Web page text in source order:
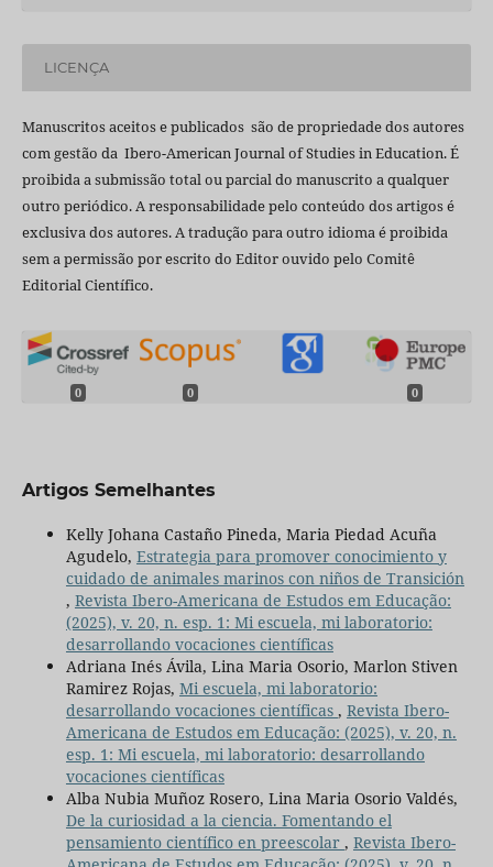
LICENÇA
Manuscritos aceitos e publicados são de propriedade dos autores
com gestão da Ibero-American Journal of Studies in Education. É
proibida a submissão total ou parcial do manuscrito a qualquer
outro periódico. A responsabilidade pelo conteúdo dos artigos é
exclusiva dos autores. A tradução para outro idioma é proibida
sem a permissão por escrito do Editor ouvido pelo Comitê
Editorial Científico.
0 0 0
Artigos Semelhantes
Kelly Johana Castaño Pineda, Maria Piedad Acuña
Agudelo, Estrategia para promover conocimiento y
cuidado de animales marinos con niños de Transición
, Revista Ibero-Americana de Estudos em Educação:
(2025), v. 20, n. esp. 1: Mi escuela, mi laboratorio:
desarrollando vocaciones científicas
Adriana Inés Ávila, Lina Maria Osorio, Marlon Stiven
Ramirez Rojas, Mi escuela, mi laboratorio:
desarrollando vocaciones científicas , Revista Ibero-
Americana de Estudos em Educação: (2025), v. 20, n.
esp. 1: Mi escuela, mi laboratorio: desarrollando
vocaciones científicas
Alba Nubia Muñoz Rosero, Lina Maria Osorio Valdés,
De la curiosidad a la ciencia. Fomentando el
pensamiento científico en preescolar , Revista Ibero-